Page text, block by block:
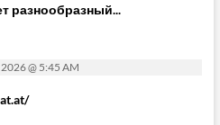
разнообразный...
@ 5:45 AM